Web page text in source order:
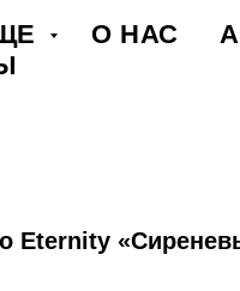
О НАС
Eternity